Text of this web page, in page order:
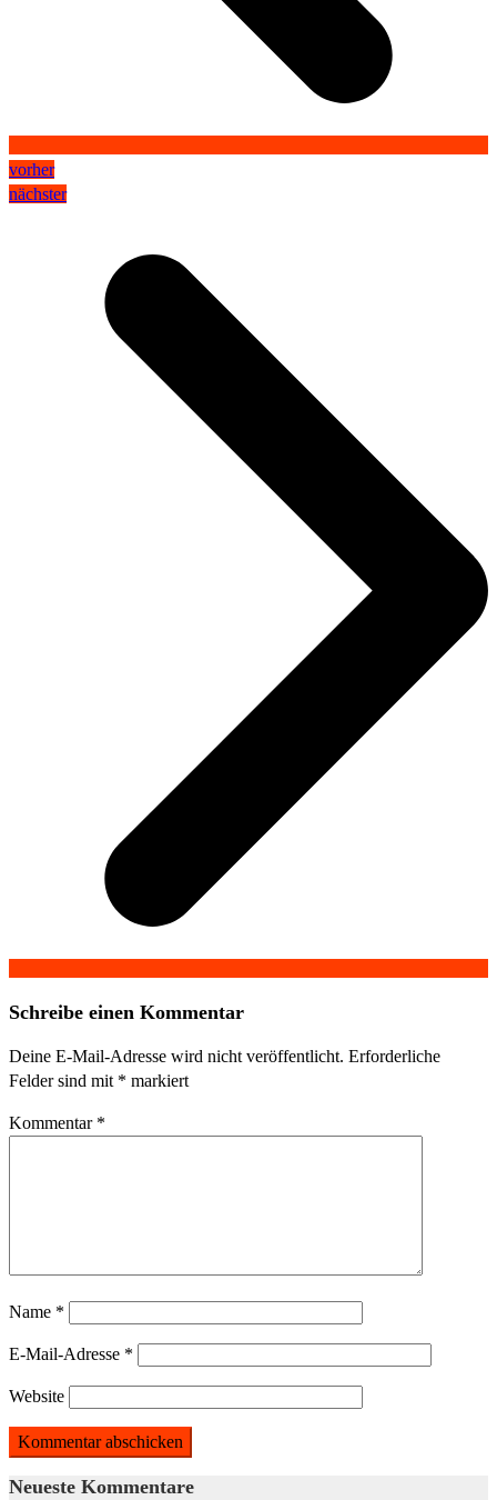
vorher
nächster
Schreibe einen Kommentar
Deine E-Mail-Adresse wird nicht veröffentlicht. Erforderliche
Felder sind mit * markiert
Kommentar *
Name *
E-Mail-Adresse *
Website
Neueste Kommentare